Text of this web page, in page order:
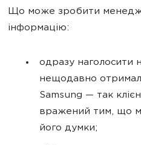
Що може зробити
інформацію:
одразу наголосити
нещодавно
Samsung — так
вражений тим, що
його думки;